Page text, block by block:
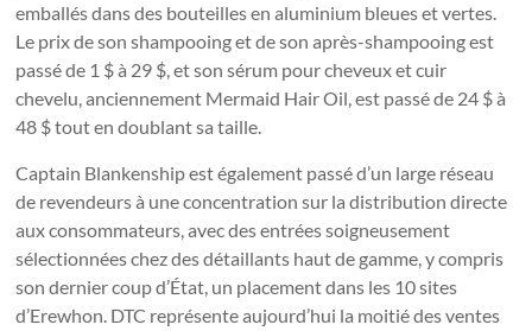
emballés dans des bouteilles en aluminium bleues et vertes.
Le prix de son shampooing et de son après-shampooing est
passé de 1 $ à 29 $, et son sérum pour cheveux et cuir
chevelu, anciennement Mermaid Hair Oil, est passé de 24 $ à
48 $ tout en doublant sa taille.
Captain Blankenship est également passé d’un large réseau
de revendeurs à une concentration sur la distribution directe
aux consommateurs, avec des entrées soigneusement
sélectionnées chez des détaillants haut de gamme, y compris
son dernier coup d’État, un placement dans les 10 sites
d’Erewhon. DTC représente aujourd’hui la moitié des ventes